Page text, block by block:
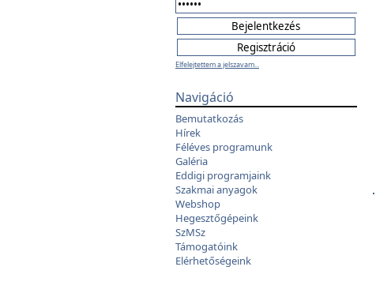
Elfelejtettem a jelszavam...
Navigáció
Bemutatkozás
Hírek
Féléves programunk
Galéria
Eddigi programjaink
Szakmai anyagok
Webshop
Hegesztőgépeink
SzMSz
Támogatóink
Elérhetőségeink